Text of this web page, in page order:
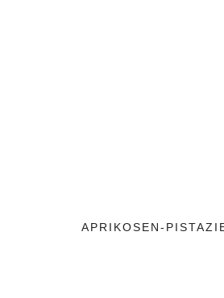
APRIKOSEN-